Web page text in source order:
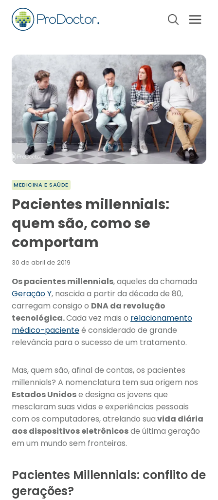
Pular
para
MEDICINA E SAÚDE
Pacientes millennials:
quem são, como se
comportam
30 de abril de 2019
Os pacientes millennials, aqueles da chamada
Geração Y, nascida a partir da década de 80,
carregam consigo o DNA da revolução
tecnológica.Cada vez mais o relacionamento
médico-pacienteé considerado de grande
relevância para o sucesso de um tratamento.
Mas, quem são, afinal de contas, os pacientes
millennials? A nomenclatura tem sua origem nos
Estados Unidose designa os jovens que
mesclaram suas vidas e experiências pessoais
com os computadores, atrelando suavida diária
aos dispositivos eletrônicosde última geração
em um mundo sem fronteiras.
Pacientes Millennials: conflito de
gerações?